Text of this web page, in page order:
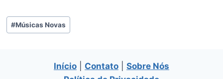
Tags
do
#Músicas Novas
Início Contato
Sobre Nós